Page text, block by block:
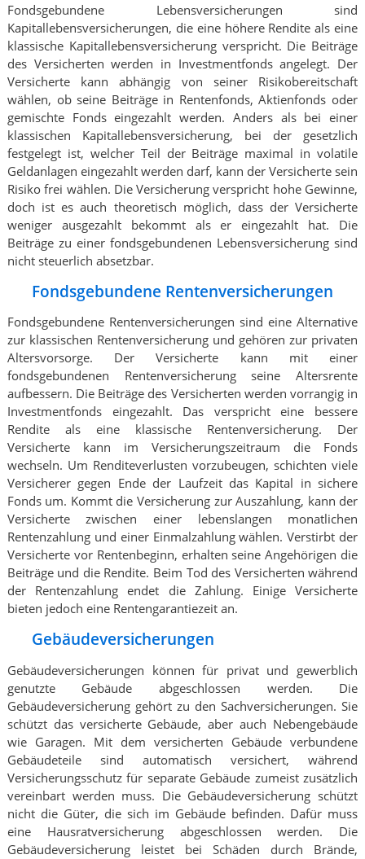
Fondsgebundene Lebensversicherungen sind
Kapitallebensversicherungen, die eine höhere Rendite als eine
klassische Kapitallebensversicherung verspricht. Die Beiträge
des Versicherten werden in Investmentfonds angelegt. Der
Versicherte kann abhängig von seiner Risikobereitschaft
wählen, ob seine Beiträge in Rentenfonds, Aktienfonds oder
gemischte Fonds eingezahlt werden. Anders als bei einer
klassischen Kapitallebensversicherung, bei der gesetzlich
festgelegt ist, welcher Teil der Beiträge maximal in volatile
Geldanlagen eingezahlt werden darf, kann der Versicherte sein
Risiko frei wählen. Die Versicherung verspricht hohe Gewinne,
doch ist es auch theoretisch möglich, dass der Versicherte
weniger ausgezahlt bekommt als er eingezahlt hat. Die
Beiträge zu einer fondsgebundenen Lebensversicherung sind
nicht steuerlich absetzbar.
Fondsgebundene Rentenversicherungen
Fondsgebundene Rentenversicherungen sind eine Alternative
zur klassischen Rentenversicherung und gehören zur privaten
Altersvorsorge. Der Versicherte kann mit einer
fondsgebundenen Rentenversicherung seine Altersrente
aufbessern. Die Beiträge des Versicherten werden vorrangig in
Investmentfonds eingezahlt. Das verspricht eine bessere
Rendite als eine klassische Rentenversicherung. Der
Versicherte kann im Versicherungszeitraum die Fonds
wechseln. Um Renditeverlusten vorzubeugen, schichten viele
Versicherer gegen Ende der Laufzeit das Kapital in sichere
Fonds um. Kommt die Versicherung zur Auszahlung, kann der
Versicherte zwischen einer lebenslangen monatlichen
Rentenzahlung und einer Einmalzahlung wählen. Verstirbt der
Versicherte vor Rentenbeginn, erhalten seine Angehörigen die
Beiträge und die Rendite. Beim Tod des Versicherten während
der Rentenzahlung endet die Zahlung. Einige Versicherte
bieten jedoch eine Rentengarantiezeit an.
Gebäudeversicherungen
Gebäudeversicherungen können für privat und gewerblich
genutzte Gebäude abgeschlossen werden. Die
Gebäudeversicherung gehört zu den Sachversicherungen. Sie
schützt das versicherte Gebäude, aber auch Nebengebäude
wie Garagen. Mit dem versicherten Gebäude verbundene
Gebäudeteile sind automatisch versichert, während
Versicherungsschutz für separate Gebäude zumeist zusätzlich
vereinbart werden muss. Die Gebäudeversicherung schützt
nicht die Güter, die sich im Gebäude befinden. Dafür muss
eine Hausratversicherung abgeschlossen werden. Die
Gebäudeversicherung leistet bei Schäden durch Brände,